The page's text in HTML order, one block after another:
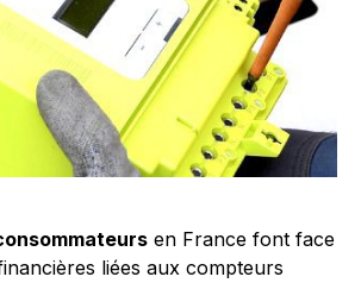
en France font face
liées aux compteurs